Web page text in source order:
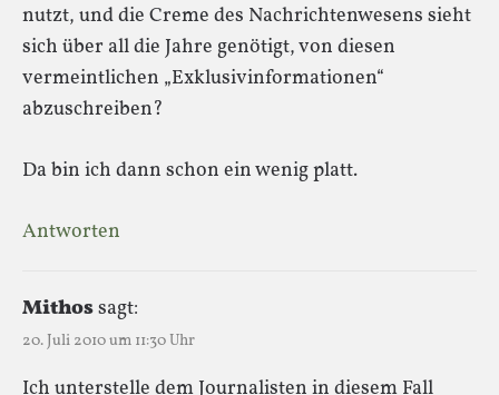
nutzt, und die Creme des Nachrichtenwesens sieht
sich über all die Jahre genötigt, von diesen
vermeintlichen „Exklusivinformationen“
abzuschreiben?
Da bin ich dann schon ein wenig platt.
Antworten
Mithossagt:
20. Juli 2010 um 11:30 Uhr
Ich unterstelle dem Journalisten in diesem Fall